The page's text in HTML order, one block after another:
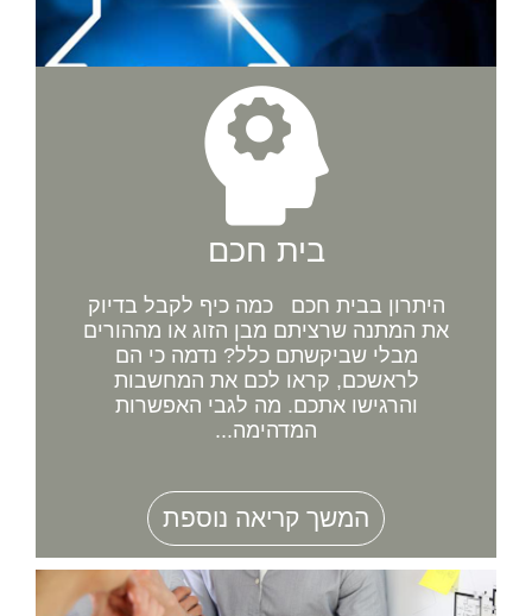
בית חכם
היתרון בבית חכם כמה כיף לקבל בדיוק
את המתנה שרציתם מבן הזוג או מההורים
מבלי שביקשתם כלל? נדמה כי הם
לראשכם, קראו לכם את המחשבות
והרגישו אתכם. מה לגבי האפשרות
המדהימה...
המשך קריאה נוספת